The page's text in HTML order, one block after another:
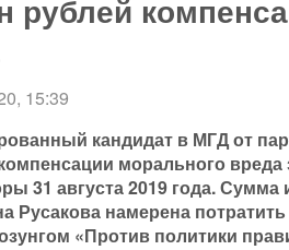
рублей
15:39
кандидат в МГД от
морального
31 августа 2019 года.
Русакова намерена
«Против политики